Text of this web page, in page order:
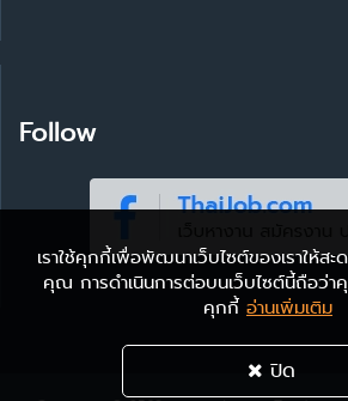
Follow
เราใช้คุกกี้เพื่อพัฒนาเว็บไซต์ของเราให้ส
คุณ การดำเนินการต่อบนเว็บไซต์นี้ถือว่า
คุกกี้ อ่านเพิ่มเติม
ปิด